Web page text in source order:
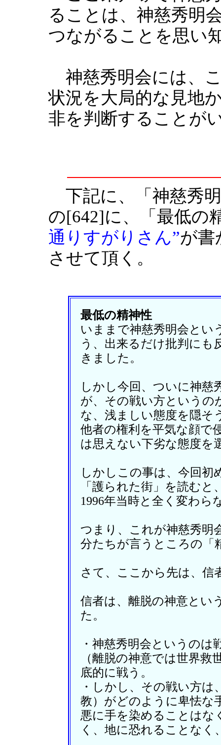
ることは、神慈秀明
つながることを思い
神慈秀明会には、
状況を大局的な見地
非を判断することが
下記に、「神慈秀
の[642]に、「最低の
通りすがりさん”が書
させて頂く。
最低の精神性
いままで神慈秀明会とい
う、出来るだけ批判にも
きました。
しかし今回、ついに神慈
が、その戦い方というの
な、浅ましい態度を隠そ
他者の権利を平気な顔で
は思えない下劣な態度を
しかしこの事は、今回
「護られた街」を読む
1996年当時と全く変わ
つまり、これが神慈秀明
分たちが言うところの「
さて、ここから先は、信
信者は、離脱の神意とい
た。
・神慈秀明会というの
（離脱の神意では世界
底的に戦う。
・しかし、その戦い方は
教）がどのように卑怯な
悪に手を染めることはな
く、地に恐れることなく